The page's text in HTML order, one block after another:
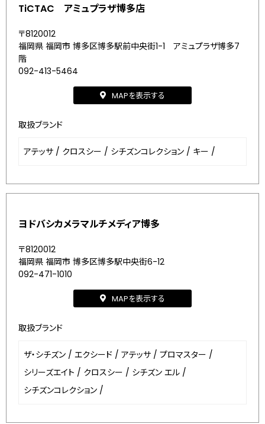
TiCTAC アミュプラザ博多店
〒8120012
福岡県 福岡市 博多区博多駅前中央街1-1 アミュプラザ博多7
階
092-413-5464
MAPを表示する
取扱ブランド
アテッサ / クロスシー / シチズンコレクション / キー /
ヨドバシカメラマルチメディア博多
〒8120012
福岡県 福岡市 博多区博多駅中央街6-12
092-471-1010
MAPを表示する
取扱ブランド
ザ・シチズン / エクシード / アテッサ / プロマスター /
シリーズエイト / クロスシー / シチズン エル /
シチズンコレクション /